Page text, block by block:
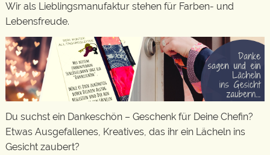
Wir als Lieblingsmanufaktur stehen für Farben- und
Lebensfreude.
Du suchst ein Dankeschön – Geschenk für Deine Chefin?
Etwas Ausgefallenes, Kreatives, das ihr ein Lächeln ins
Gesicht zaubert?